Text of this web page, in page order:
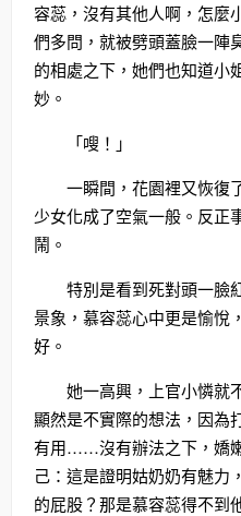
容蕊，沒有其他人啊，怎麼
們多問，就被劈頭蓋臉一陣
的相處之下，她們也知道小
妙。
「嗖！」
一瞬間，花園裡又恢復
少女化成了空氣一般。反正
鬧。
特別是看到死對頭一臉
景象，慕容蕊心中更是愉悅
好。
她一高興，上官小憐就
顯然是不實際的想法，因為
有用……沒有辦法之下，嬌
己：這是證明姑奶奶有魅力
的屁股？那是慕容蕊得不